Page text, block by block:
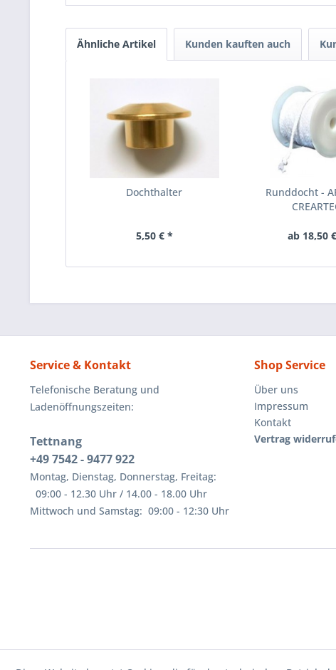
Ähnliche Artikel Kunden kauften auch
Dochthalter
5,50 € *
Runddocht -
ab 18,50
Service & Kontakt
Telefonische Beratung und
Ladenöffnungszeiten:
Tettnang
+49 7542 - 9477 922
Montag, Dienstag, Donnerstag, Freitag:
09:00 - 12.30 Uhr / 14.00 - 18.00 Uhr
Mittwoch und Samstag: 09:00 - 12:30 Uhr
Shop Service
Über uns
Impressum
Kontakt
Vertrag